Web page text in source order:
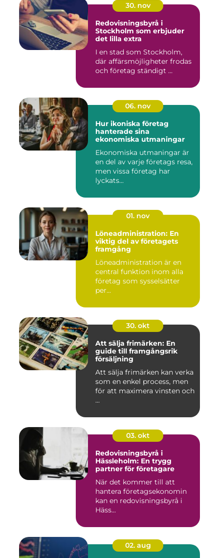
30. nov
Redovisningsbyrå i
Stockholm som erbjuder
det lilla extra
I en stad som Stockholm,
där affärsmöjligheter frodas
och företag ständigt ...
06. nov
Hur ikoniska företag
hanterade sina
ekonomiska utmaningar
Ekonomiska utmaningar är
en del av varje företags resa,
men vissa företag har
lyckats...
01. nov
Löneadministration: En
viktig del av företagets
framgång
Löneadministration är en
central funktion inom alla
företag som sysselsätter
per...
30. okt
Att sälja frimärken: En
guide till framgångsrik
försäljning
Att sälja frimärken kan verka
som en enkel process, men
för att maximera vinsten och
...
03. okt
Redovisningsbyrå i
Hässleholm: En trygg
partner för företagare
När det kommer till att
hantera företagsekonomin
kan en redovisningsbyrå i
Häss...
02. aug